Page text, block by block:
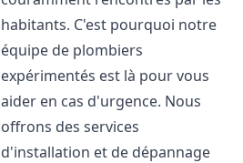
habitants. C'est pourquoi notre
équipe de plombiers
expérimentés est là pour vous
aider en cas d'urgence. Nous
offrons des services
d'installation et de dépannage